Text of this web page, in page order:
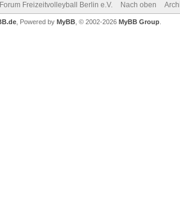
Forum Freizeitvolleyball Berlin e.V. Nach oben
, Powered by MyBB , © 2002-2026 MyBB Group